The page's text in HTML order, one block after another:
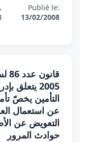
Publié le:
13/02/2008
2005
التأمين يخصّ
عن استعمال
التعويض عن
حوادث المرور